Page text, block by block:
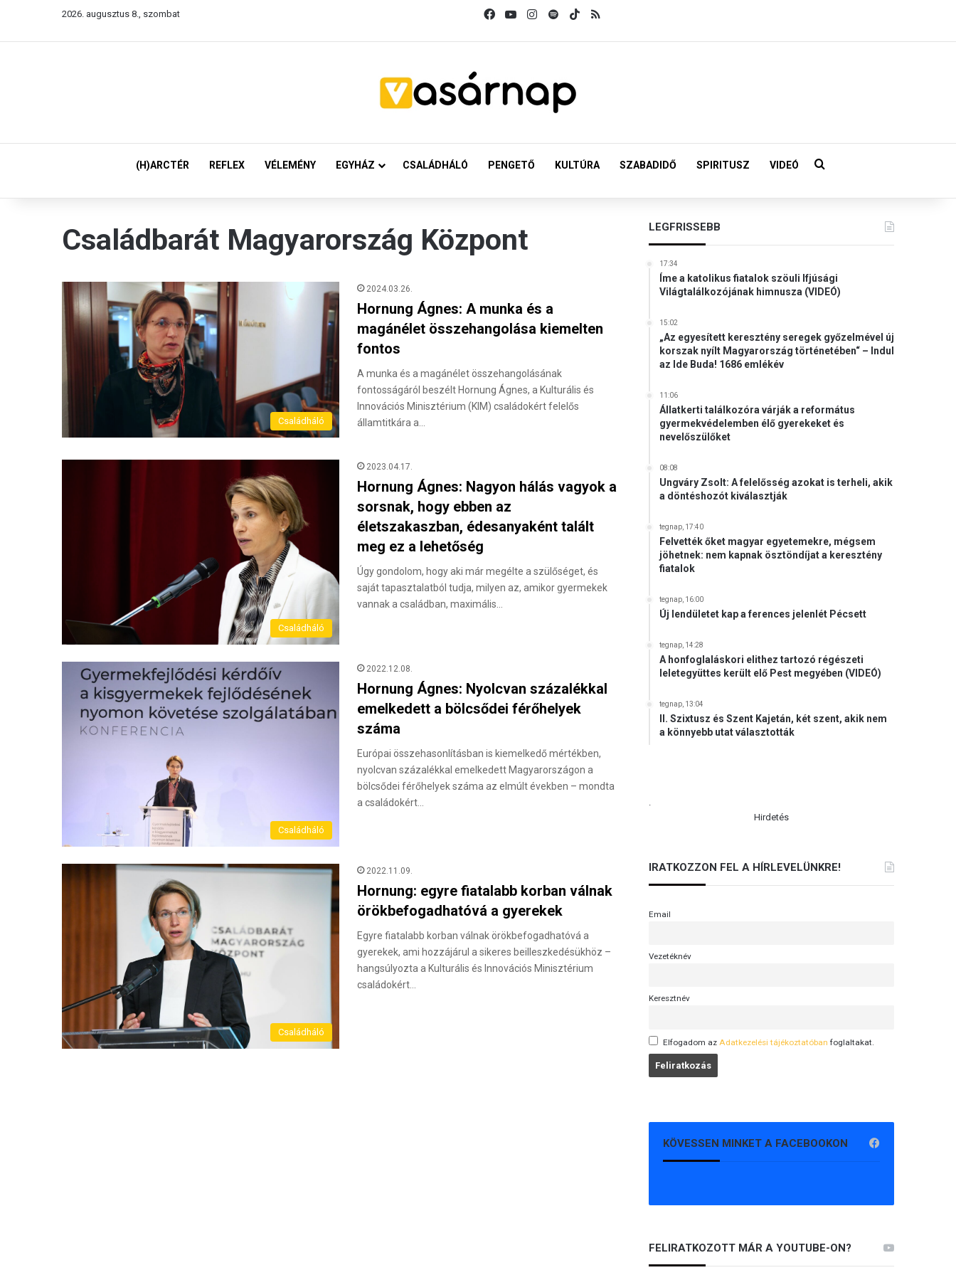
2026. augusztus 8., szombat FacebookYouTubeInstagram
SpotifyTikTok
(H)ARCTÉR REFLEX VÉLEMÉNY EGYHÁZ CSALÁDHÁLÓ PENGETŐ KULTÚRA SZABADIDŐ SPIRITUSZ VIDEÓ Keresés:
Családbarát Magyarország Központ
Családháló
2024.03.26.
Hornung Ágnes: A munka és a
magánélet összehangolása kiemelten
fontos
A munka és a magánélet összehangolásának
fontosságáról beszélt Hornung Ágnes, a Kulturális és
Innovációs Minisztérium (KIM) családokért felelős
államtitkára a…
Családháló
2023.04.17.
Hornung Ágnes: Nagyon hálás vagyok a
sorsnak, hogy ebben az
életszakaszban, édesanyaként talált
meg ez a lehetőség
Úgy gondolom, hogy aki már megélte a szülőséget, és
saját tapasztalatból tudja, milyen az, amikor gyermekek
vannak a családban, maximális…
Családháló
2022.12.08.
Hornung Ágnes: Nyolcvan százalékkal
emelkedett a bölcsődei férőhelyek
száma
Európai összehasonlításban is kiemelkedő mértékben,
nyolcvan százalékkal emelkedett Magyarországon a
bölcsődei férőhelyek száma az elmúlt években – mondta
a családokért…
Családháló
2022.11.09.
Hornung: egyre fiatalabb korban válnak
örökbefogadhatóvá a gyerekek
Egyre fiatalabb korban válnak örökbefogadhatóvá a
gyerekek, ami hozzájárul a sikeres beilleszkedésükhöz –
hangsúlyozta a Kulturális és Innovációs Minisztérium
családokért…
LEGFRISSEBB
17:34
Íme a katolikus fiatalok szöuli Ifjúsági
Világtalálkozójának himnusza (VIDEÓ)
15:02
„Az egyesített keresztény seregek győzelmével új
korszak nyílt Magyarország történetében“ – Indul
az Ide Buda! 1686 emlékév
11:06
Állatkerti találkozóra várják a református
gyermekvédelemben élő gyerekeket és
nevelőszülőket
08:08
Ungváry Zsolt: A felelősség azokat is terheli, akik
a döntéshozót kiválasztják
tegnap, 17:40
Felvették őket magyar egyetemekre, mégsem
jöhetnek: nem kapnak ösztöndíjat a keresztény
fiatalok
tegnap, 16:00
Új lendületet kap a ferences jelenlét Pécsett
tegnap, 14:28
A honfoglaláskori elithez tartozó régészeti
leletegyüttes került elő Pest megyében (VIDEÓ)
tegnap, 13:04
II. Szixtusz és Szent Kajetán, két szent, akik nem
a könnyebb utat választották
.
Hirdetés
IRATKOZZON FEL A HÍRLEVELÜNKRE!
Email
Vezetéknév
Keresztnév
Elfogadom az Adatkezelési tájékoztatóban foglaltakat.
KÖVESSEN MINKET A FACEBOOKON
FELIRATKOZOTT MÁR A YOUTUBE-ON?